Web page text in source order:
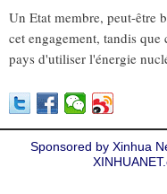
Un Etat membre, peut-être
cet engagement, tandis que
pays d'utiliser l'énergie
Sponsored by Xinhua